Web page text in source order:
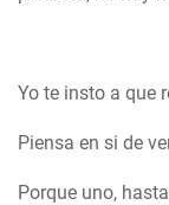
Yo te insto a que
Piensa en si de
Porque uno,